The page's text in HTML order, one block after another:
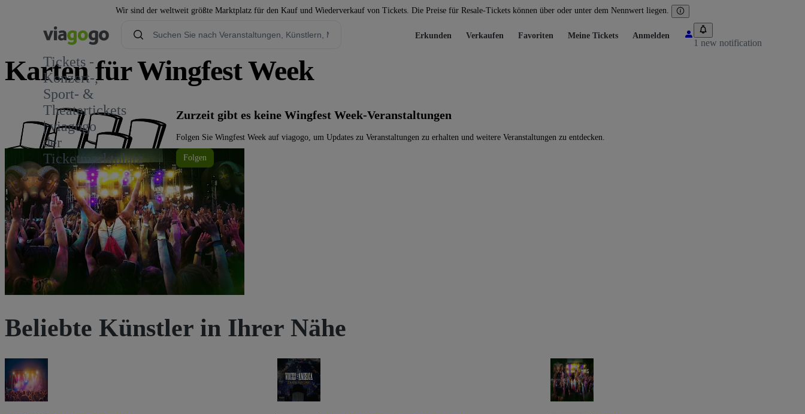
Wir sind der weltweit größte Marktplatz für den Kauf und Wiederverkauf von Tickets. Die Preise für Resale-Tickets können über oder unter dem Nennwert liegen.
Tickets -
Konzert-,
Sport- &
Theatertickets
| viagogo
der
Ticketmarktplatz
Erkunden Verkaufen Favoriten Meine Tickets Anmelden
1 new notification
Karten für Wingfest Week
Zurzeit gibt es keine Wingfest Week-Veranstaltungen
Folgen Sie Wingfest Week auf viagogo, um Updates zu Veranstaltungen zu erhalten und weitere Veranstaltungen zu entdecken.
Folgen
Beliebte Künstler in Ihrer Nähe